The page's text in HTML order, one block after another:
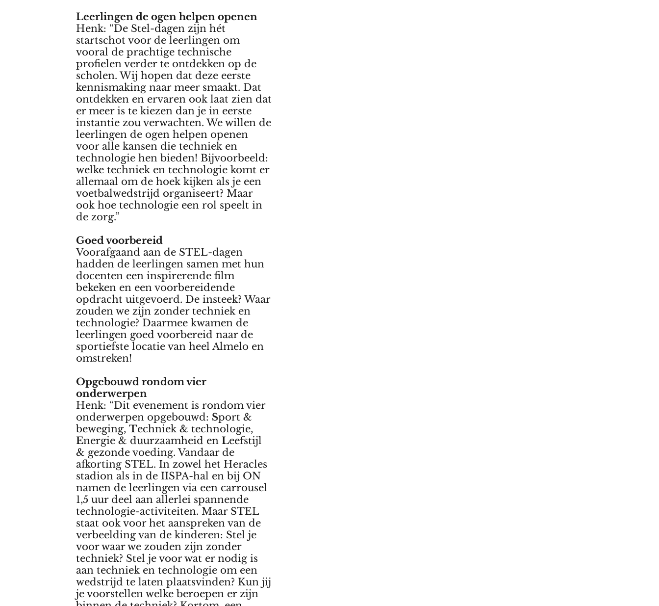
Leerlingen de ogen helpen openen
Henk: “De Stel-dagen zijn hét
startschot voor de leerlingen om
vooral de prachtige technische
profielen verder te ontdekken op de
scholen. Wij hopen dat deze eerste
kennismaking naar meer smaakt. Dat
ontdekken en ervaren ook laat zien dat
er meer is te kiezen dan je in eerste
instantie zou verwachten. We willen de
leerlingen de ogen helpen openen
voor alle kansen die techniek en
technologie hen bieden! Bijvoorbeeld:
welke techniek en technologie komt er
allemaal om de hoek kijken als je een
voetbalwedstrijd organiseert? Maar
ook hoe technologie een rol speelt in
de zorg.”
Goed voorbereid
Voorafgaand aan de STEL-dagen
hadden de leerlingen samen met hun
docenten een inspirerende film
bekeken en een voorbereidende
opdracht uitgevoerd. De insteek? Waar
zouden we zijn zonder techniek en
technologie? Daarmee kwamen de
leerlingen goed voorbereid naar de
sportiefste locatie van heel Almelo en
omstreken!
Opgebouwd rondom vier
onderwerpen
Henk: “Dit evenement is rondom vier
onderwerpen opgebouwd: Sport &
beweging,Techniek & technologie,
Energie & duurzaamheid enLeefstijl
& gezonde voeding. Vandaar de
afkorting STEL. In zowel het Heracles
stadion als in de IISPA-hal en bij ON
namen de leerlingen via een carrousel
1,5 uur deel aan allerlei spannende
technologie-activiteiten. Maar STEL
staat ook voor het aanspreken van de
verbeelding van de kinderen: Stel je
voor waar we zouden zijn zonder
techniek? Stel je voor wat er nodig is
aan techniek en technologie om een
wedstrijd te laten plaatsvinden? Kun jij
je voorstellen welke beroepen er zijn